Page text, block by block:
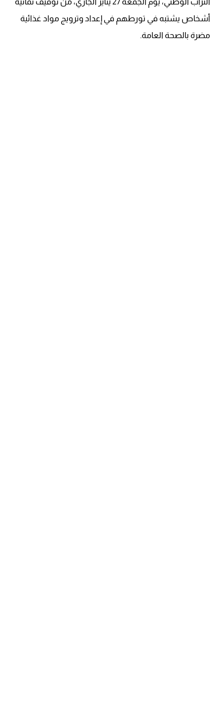
التراب الوطني، يوم الجمعة 27 يناير الجاري، من توقيف ثمانية
أشخاص يشتبه في تورطهم في إعداد وترويج مواد غذائية
مضرة بالصحة العامة.